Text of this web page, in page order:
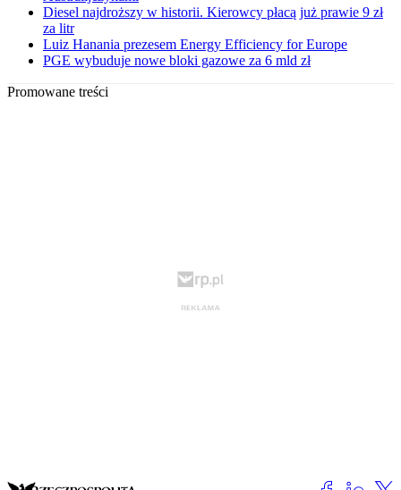
Diesel najdroższy w historii. Kierowcy płacą już prawie 9 zł
za litr
Luiz Hanania prezesem Energy Efficiency for Europe
PGE wybuduje nowe bloki gazowe za 6 mld zł
Promowane treści